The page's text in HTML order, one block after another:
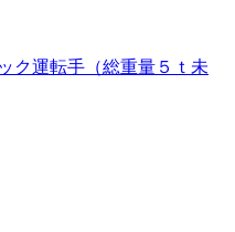
ク運転手（総重量５ｔ未